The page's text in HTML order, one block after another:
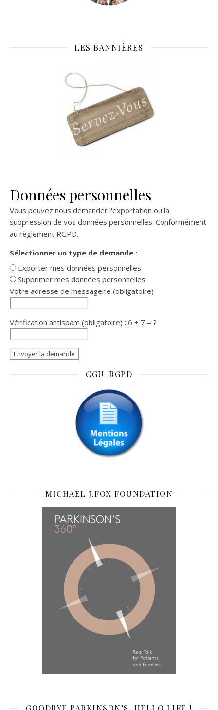
LES BANNIÈRES
Données personnelles
Vous pouvez nous demander l'exportation ou la
suppression de vos données personnelles. Conformément
au règlement RGPD.
Sélectionner un type de demande :
Exporter mes données personnelles
Supprimer mes données personnelles
Votre adresse de messagerie (obligatoire)
Vérification antispam (obligatoire) : 6 + 7 = ?
CGU-RGPD
MICHAEL J.FOX FOUNDATION